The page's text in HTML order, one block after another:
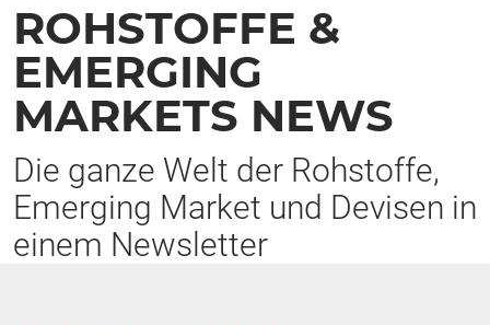
ROHSTOFFE &
EMERGING
MARKETS NEWS
Die ganze Welt der Rohstoffe,
Emerging Market und Devisen in
einem Newsletter